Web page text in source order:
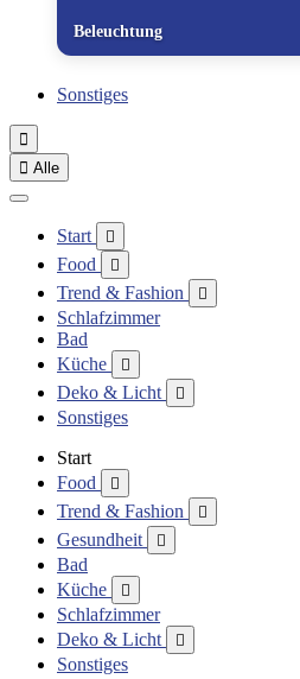
Beleuchtung
Sonstiges

 Alle
Start 
Food 
Trend & Fashion 
Schlafzimmer
Bad
Küche

Deko & Licht 
Sonstiges
Start
Food

Trend & Fashion 
Gesundheit 
Bad
Küche

Schlafzimmer
Deko & Licht

Sonstiges